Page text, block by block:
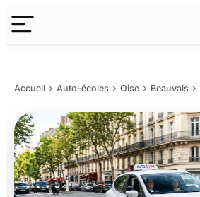
Accueil chevron_right Auto-écoles chevron_right Oise chevron_right Beauvais chevron_right